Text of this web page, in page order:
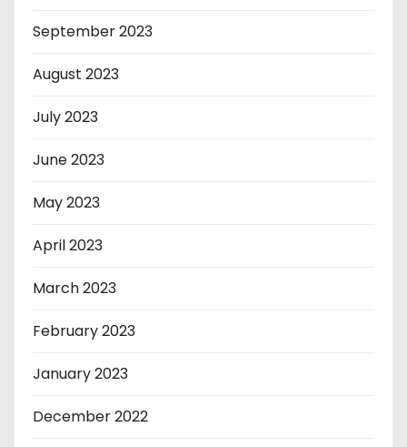
September 2023
August 2023
July 2023
June 2023
May 2023
April 2023
March 2023
February 2023
January 2023
December 2022